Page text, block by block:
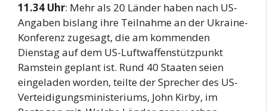
11.34 Uhr: Mehr als 20 Länder haben nach US-
Angaben bislang ihre Teilnahme an der Ukraine-
Konferenz zugesagt, die am kommenden
Dienstag auf dem US-Luftwaffenstützpunkt
Ramstein geplant ist. Rund 40 Staaten seien
eingeladen worden, teilte der Sprecher des US-
Verteidigungsministeriums, John Kirby, im